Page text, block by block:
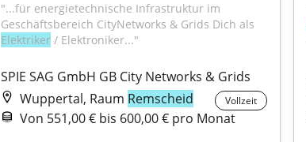
"...für energietechnische Infrastruktur im
Elektriker / Elektroniker..."
SPIE SAG GmbH GB City Networks & Grids
Wuppertal, Raum Remscheid Vollzeit
Von 551,00 € bis 600,00 € pro Monat